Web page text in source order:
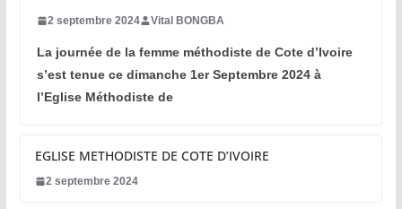
2 septembre 2024 Vital BONGBA
La journée de la femme méthodiste de Cote d’Ivoire
s’est tenue ce dimanche 1er Septembre 2024 à
l’Eglise Méthodiste de
EGLISE METHODISTE DE COTE D’IVOIRE
2 septembre 2024